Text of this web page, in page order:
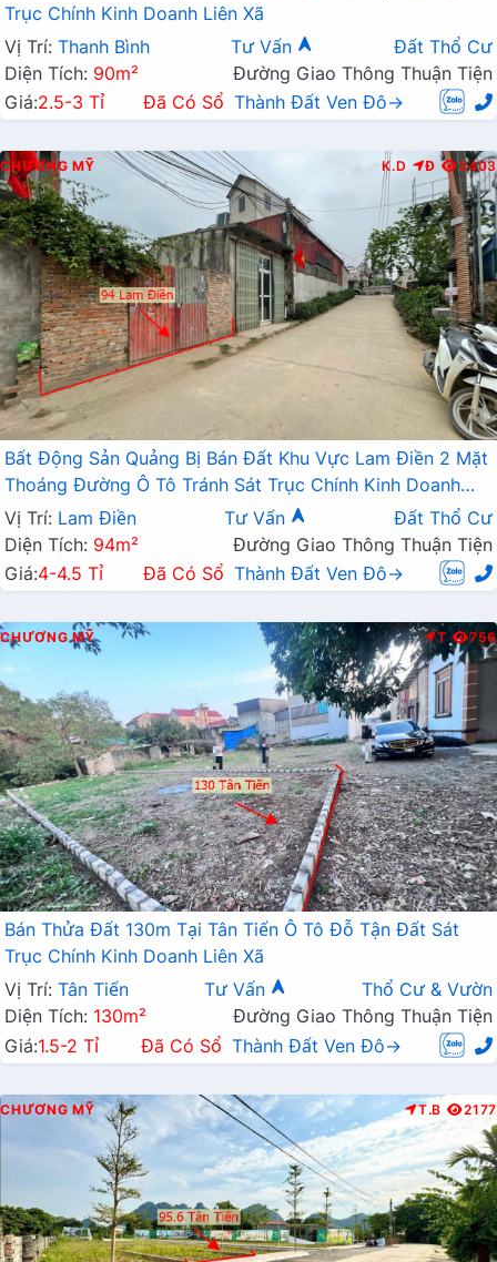
Trục Chính Kinh Doanh Liên Xã
Vị Trí: Thanh Bình Tư Vấn
Đất Thổ Cư
Diện Tích: 90m²
Đường Giao Thông Thuận Tiện
Giá:2.5-3 Tỉ Đã Có Sổ Thành Đất Ven Đô→
CHƯƠNG MỸ K.D Đ 3403
Bất Động Sản Quảng Bị Bán Đất Khu Vực Lam Điền 2 Mặt
Thoáng Đường Ô Tô Tránh Sát Trục Chính Kinh Doanh
Liên Xã
Vị Trí: Lam Điền Tư Vấn
Đất Thổ Cư
Diện Tích: 94m²
Đường Giao Thông Thuận Tiện
Giá:4-4.5 Tỉ Đã Có Sổ Thành Đất Ven Đô→
CHƯƠNG MỸ T 756
Bán Thửa Đất 130m Tại Tân Tiến Ô Tô Đỗ Tận Đất Sát
Trục Chính Kinh Doanh Liên Xã
Vị Trí: Tân Tiến Tư Vấn
Thổ Cư & Vườn
Diện Tích: 130m²
Đường Giao Thông Thuận Tiện
Giá:1.5-2 Tỉ Đã Có Sổ Thành Đất Ven Đô→
CHƯƠNG MỸ T.B 2177